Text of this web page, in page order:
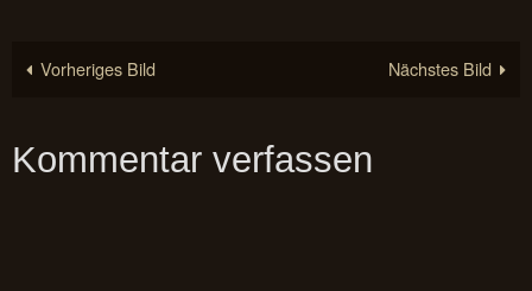
Vorheriges Bild Nächstes Bild
Kommentar verfassen